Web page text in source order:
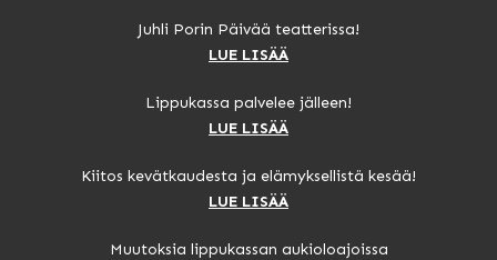
Juhli Porin Päivää teatterissa!
LUE LISÄÄ
Lippukassa palvelee jälleen!
LUE LISÄÄ
Kiitos kevätkaudesta ja elämyksellistä kesää!
LUE LISÄÄ
Muutoksia lippukassan aukioloajoissa